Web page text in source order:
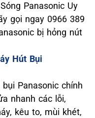
Panasonic Uy
gọi ngay 0966 389
bị hỏng nút
Hút Bụi
Panasonic chính
nhanh các lỗi,
kêu to, mùi khét,